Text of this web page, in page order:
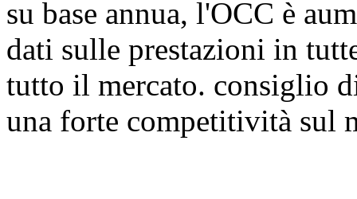
su base annua, l'OCC è
dati sulle prestazioni in
tutto il mercato. consiglio
una forte competitività sul